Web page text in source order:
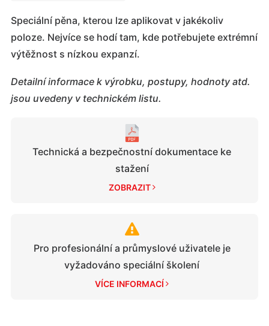
Speciální pěna, kterou lze aplikovat v jakékoliv
poloze. Nejvíce se hodí tam, kde potřebujete extrémní
výtěžnost s nízkou expanzí.
Detailní informace k výrobku, postupy, hodnoty atd.
jsou uvedeny v technickém listu.
Technická a bezpečnostní dokumentace ke
stažení
ZOBRAZIT
Pro profesionální a průmyslové uživatele je
vyžadováno speciální školení
VÍCE INFORMACÍ